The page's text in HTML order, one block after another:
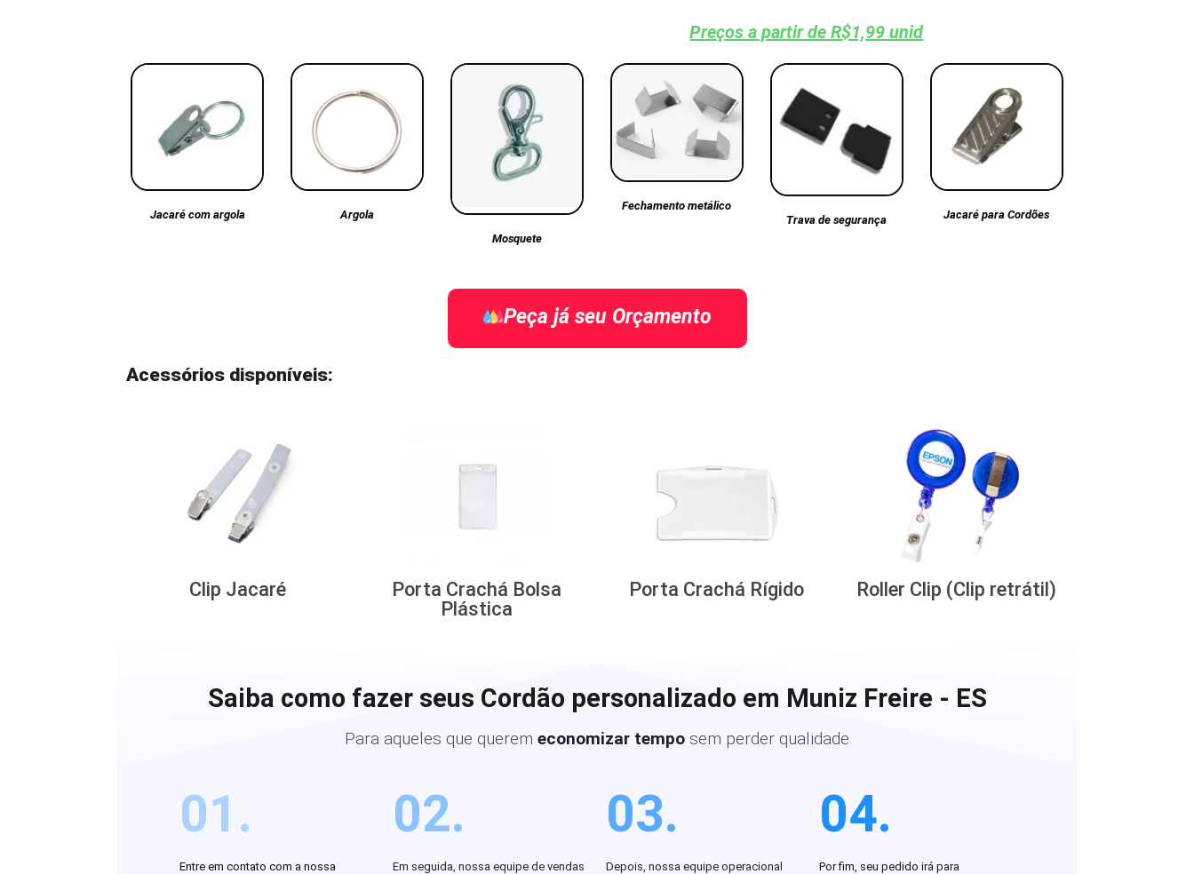
Preços a partir de R$1,99 unid
Jacaré com argola
Argola
Mosquete
Fechamento metálico
Trava de segurança
Jacaré para Cordões
Peça já seu Orçamento
Acessórios disponíveis:
Clip Jacaré
Porta Crachá Bolsa
Plástica
Porta Crachá Rígido Roller Clip (Clip retrátil)
Saiba como fazer seus Cordão personalizado em Muniz Freire - ES
Para aqueles que querem economizar tempo sem perder qualidade
01.
Entre em contato com a nossa
02.
Em seguida, nossa equipe de vendas
03.
Depois, nossa equipe operacional
04.
Por fim, seu pedido irá para